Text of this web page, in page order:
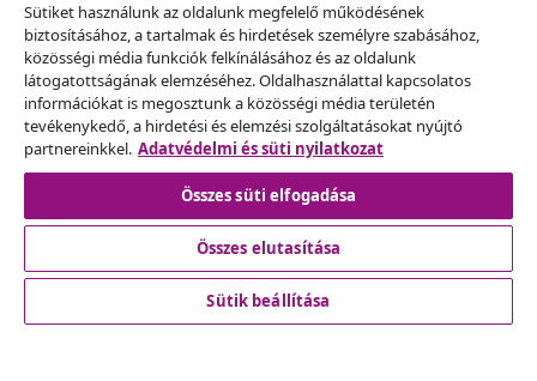
Üzlet
vidaXL
Fedezz fel többet
Sütiket használunk az oldalunk megfelelő működésének
biztosításához, a tartalmak és hirdetések személyre szabásához,
közösségi média funkciók felkínálásához és az oldalunk
látogatottságának elemzéséhez. Oldalhasználattal kapcsolatos
információkat is megosztunk a közösségi média területén
tevékenykedő, a hirdetési és elemzési szolgáltatásokat nyújtó
partnereinkkel. Adatvédelmi és süti nyilatkozat
Összes süti elfogadása
Összes elutasítása
Sütik beállítása